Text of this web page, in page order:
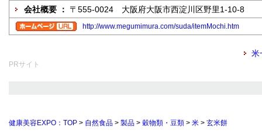
会社概要 ： 〒555-0024 大阪府大阪市西淀川区野里1-10-8
http://www.megumimura.com/suda/itemMochi.htm
米
PRサイト
健康美容EXPO：TOP > 自然食品 > 製品 > 穀物類・豆類 > 米 > 玄米餅